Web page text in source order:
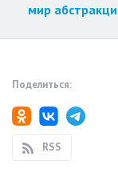
мир
Поделиться:
RSS